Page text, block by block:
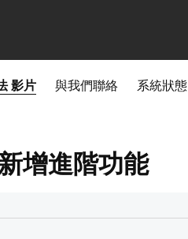
影片 與我們聯絡 系統狀態
增進階功能